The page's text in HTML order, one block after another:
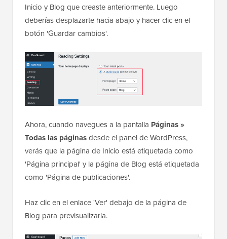
Inicio y Blog que creaste anteriormente. Luego
deberías desplazarte hacia abajo y hacer clic en el
botón 'Guardar cambios'.
Ahora, cuando navegues a la pantalla Páginas »
Todas las páginasdesde el panel de WordPress,
verás que la página de Inicio está etiquetada como
'Página principal' y la página de Blog está etiquetada
como 'Página de publicaciones'.
Haz clic en el enlace 'Ver' debajo de la página de
Blog para previsualizarla.